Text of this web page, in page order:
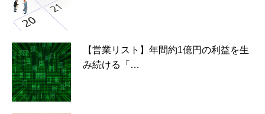
【営業リスト】年間約1億円の利益を生
み続ける「…